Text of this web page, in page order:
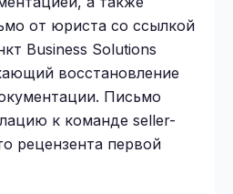
от юриста со ссылкой
Business Solutions
восстановление
Письмо
к команде seller-
рецензента первой